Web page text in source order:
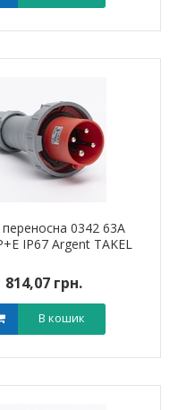
0342 63А
IP67 Argent TAKEL
814,07 грн.
В кошик